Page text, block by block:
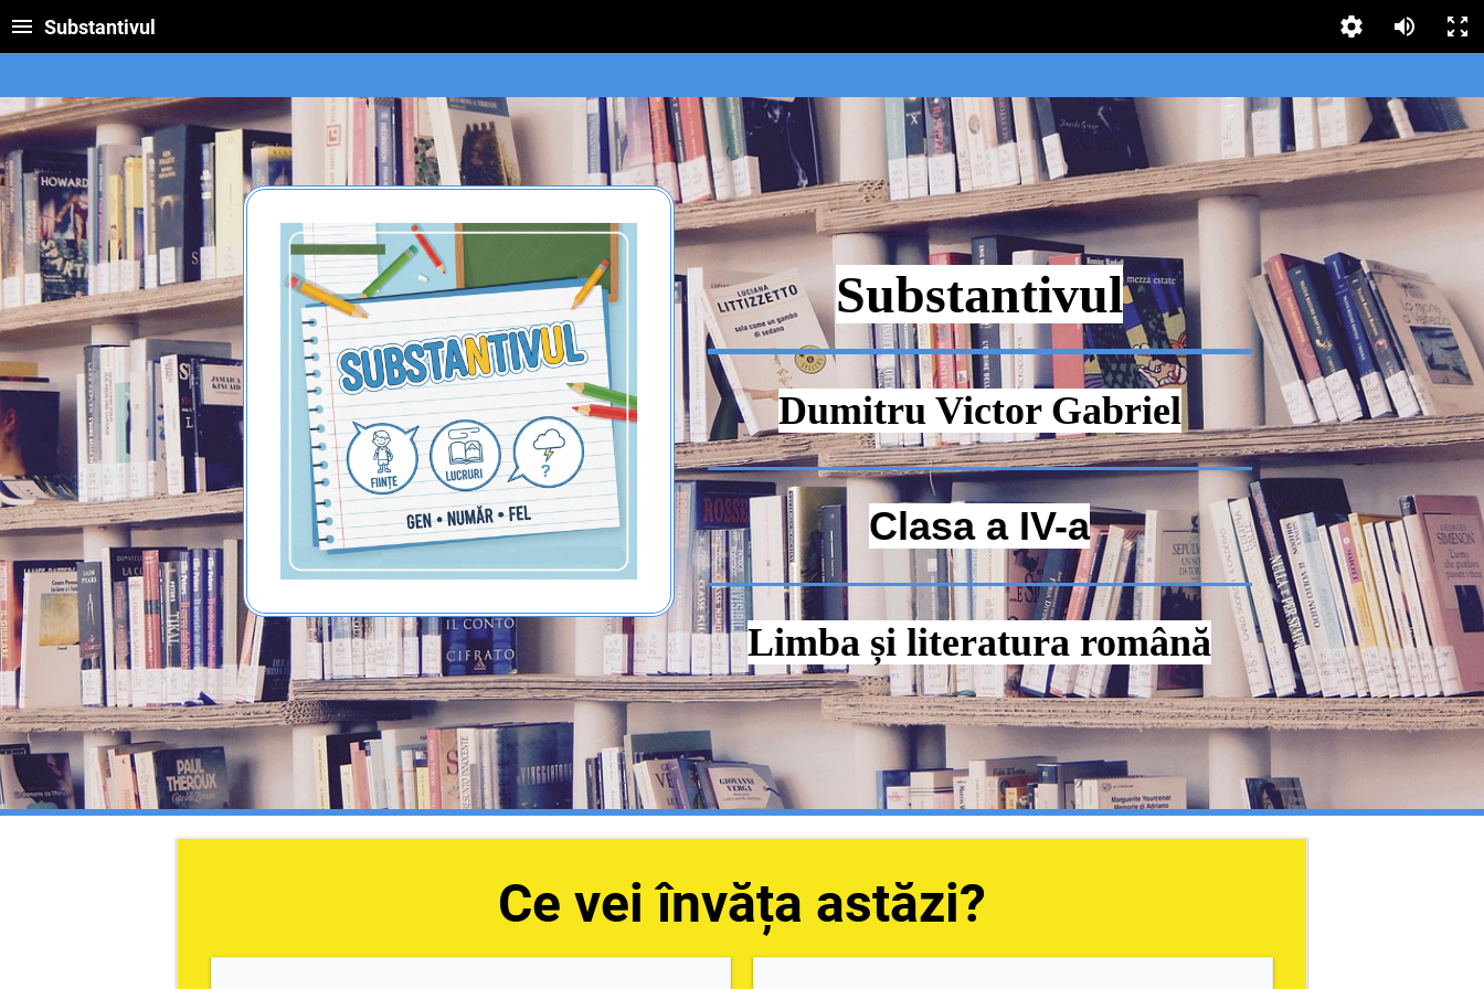
Substantivul
Substantivul
Dumitru Victor Gabriel
Clasa a IV-a
Limba și literatura română
Ce vei învăța astăzi?